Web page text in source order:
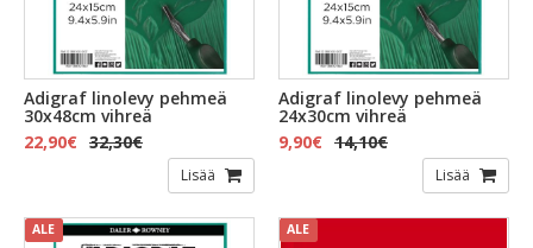
Adigraf linolevy pehmeä
30x48cm vihreä
22,90€ 32,30€
Lisää
Adigraf linolevy pehmeä
24x30cm vihreä
9,90€ 14,10€
Lisää
ALE ALE